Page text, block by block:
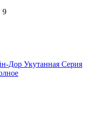
9
Дор Укутанная Серия